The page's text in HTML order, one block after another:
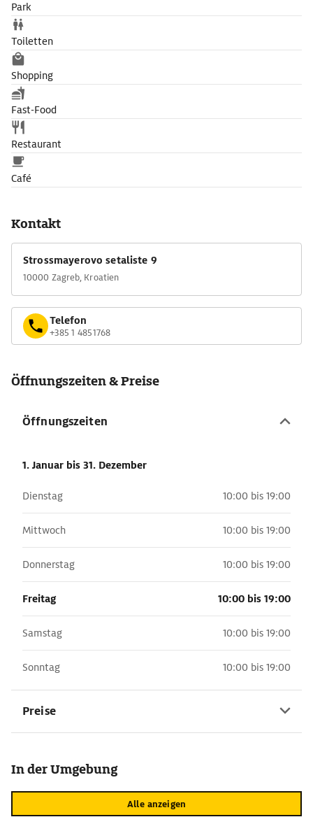
Park
Toiletten
Shopping
Fast-Food
Restaurant
Café
Kontakt
Strossmayerovo setaliste 9
10000 Zagreb, Kroatien
Telefon
+385 1 4851768
Öffnungszeiten & Preise
Öffnungszeiten
1. Januar bis 31. Dezember
Dienstag 10:00 bis 19:00
Mittwoch 10:00 bis 19:00
Donnerstag 10:00 bis 19:00
Freitag 10:00 bis 19:00
Samstag 10:00 bis 19:00
Sonntag 10:00 bis 19:00
Preise
In der Umgebung
Alle anzeigen